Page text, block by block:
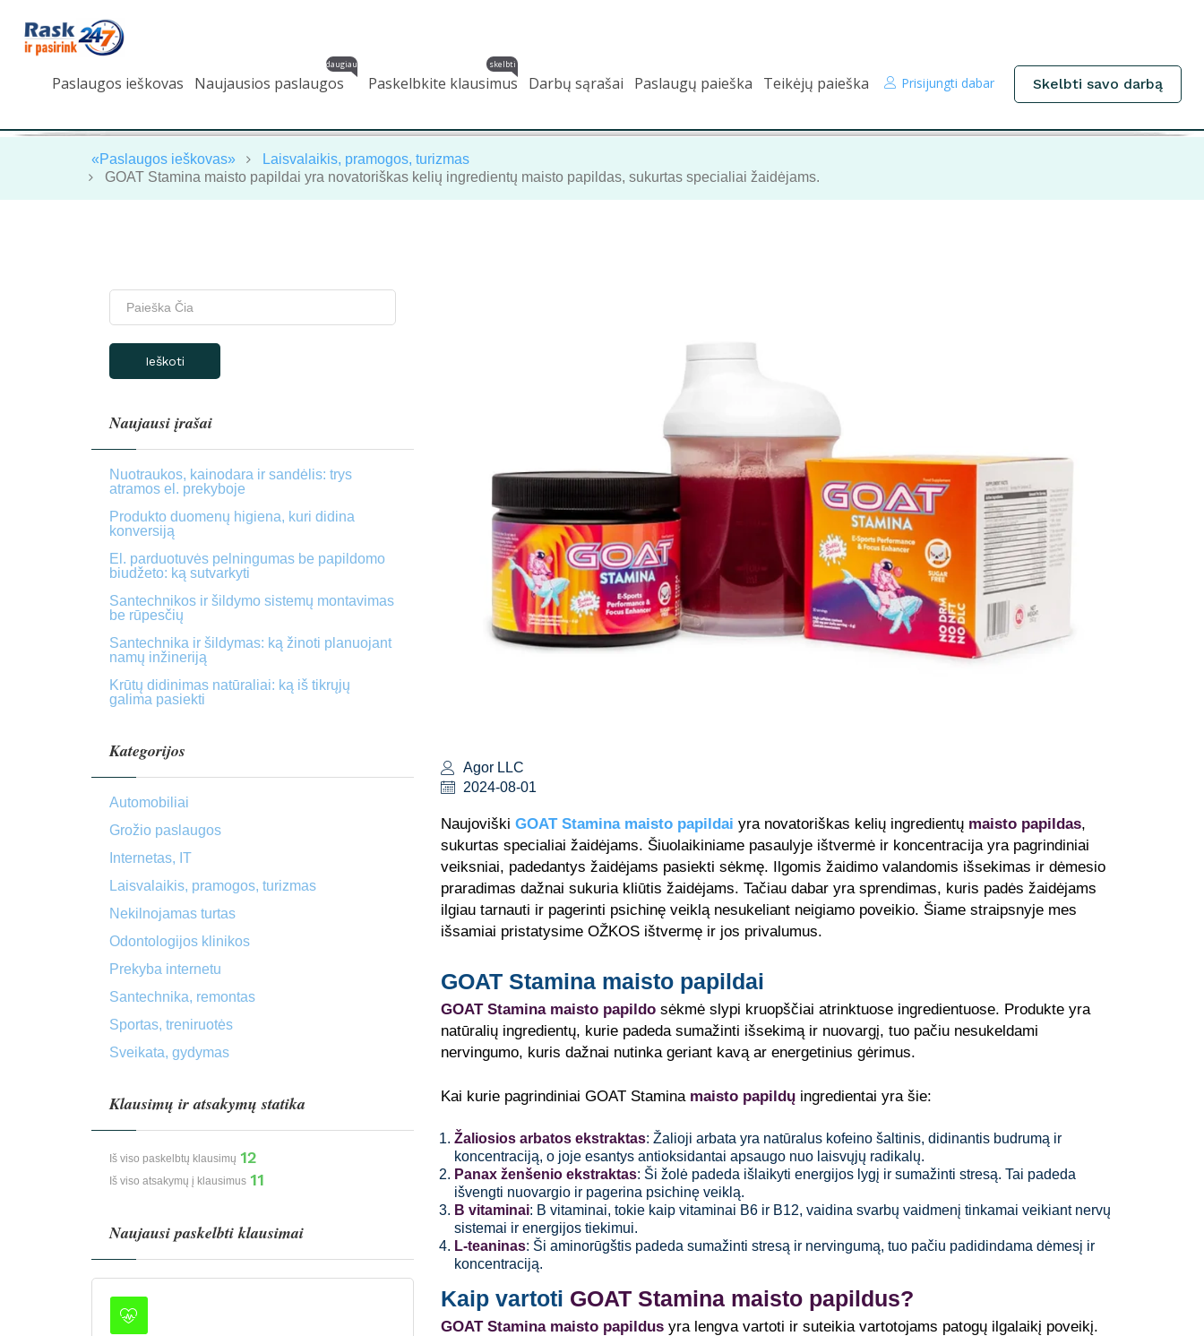
Paslaugos ieškovas Naujausios paslaugos
daugiau
Paskelbkite klausimus
skelbti
Darbų sąrašai Paslaugų paieška Teikėjų paieška Prisijungti dabar Skelbti savo darbą
«Paslaugos ieškovas»
Laisvalaikis, pramogos, turizmas
GOAT Stamina maisto papildai yra novatoriškas kelių ingredientų maisto papildas, sukurtas specialiai žaidėjams.
Agor LLC
2024-08-01
Naujoviški GOAT Stamina maisto papildai yra novatoriškas kelių ingredientų maisto papildas,
sukurtas specialiai žaidėjams. Šiuolaikiniame pasaulyje ištvermė ir koncentracija yra pagrindiniai
veiksniai, padedantys žaidėjams pasiekti sėkmę. Ilgomis žaidimo valandomis išsekimas ir dėmesio
praradimas dažnai sukuria kliūtis žaidėjams. Tačiau dabar yra sprendimas, kuris padės žaidėjams
ilgiau tarnauti ir pagerinti psichinę veiklą nesukeliant neigiamo poveikio. Šiame straipsnyje mes
išsamiai pristatysime OŽKOS ištvermę ir jos privalumus.
GOAT Stamina maisto papildai
GOAT Stamina maisto papildo sėkmė slypi kruopščiai atrinktuose ingredientuose. Produkte yra
natūralių ingredientų, kurie padeda sumažinti išsekimą ir nuovargį, tuo pačiu nesukeldami
nervingumo, kuris dažnai nutinka geriant kavą ar energetinius gėrimus.
Kai kurie pagrindiniai GOAT Stamina maisto papildų ingredientai yra šie:
Žaliosios arbatos ekstraktas: Žalioji arbata yra natūralus kofeino šaltinis, didinantis budrumą ir
koncentraciją, o joje esantys antioksidantai apsaugo nuo laisvųjų radikalų.
Panax ženšenio ekstraktas: Ši žolė padeda išlaikyti energijos lygį ir sumažinti stresą. Tai padeda
išvengti nuovargio ir pagerina psichinę veiklą.
B vitaminai: B vitaminai, tokie kaip vitaminai B6 ir B12, vaidina svarbų vaidmenį tinkamai veikiant nervų
sistemai ir energijos tiekimui.
L-teaninas: Ši aminorūgštis padeda sumažinti stresą ir nervingumą, tuo pačiu padidindama dėmesį ir
koncentraciją.
Kaip vartoti GOAT Stamina maisto papildus?
GOAT Stamina maisto papildus yra lengva vartoti ir suteikia vartotojams patogų ilgalaikį poveikį.
Ieškoti
Naujausi įrašai
Nuotraukos, kainodara ir sandėlis: trys
atramos el. prekyboje
Produkto duomenų higiena, kuri didina
konversiją
El. parduotuvės pelningumas be papildomo
biudžeto: ką sutvarkyti
Santechnikos ir šildymo sistemų montavimas
be rūpesčių
Santechnika ir šildymas: ką žinoti planuojant
namų inžineriją
Krūtų didinimas natūraliai: ką iš tikrųjų
galima pasiekti
Kategorijos
Automobiliai
Grožio paslaugos
Internetas, IT
Laisvalaikis, pramogos, turizmas
Nekilnojamas turtas
Odontologijos klinikos
Prekyba internetu
Santechnika, remontas
Sportas, treniruotės
Sveikata, gydymas
Klausimų ir atsakymų statika
Iš viso paskelbtų klausimų 12
Iš viso atsakymų į klausimus 11
Naujausi paskelbti klausimai